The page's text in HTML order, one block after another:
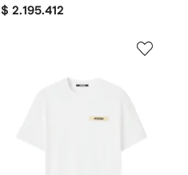
$ 2.195.412